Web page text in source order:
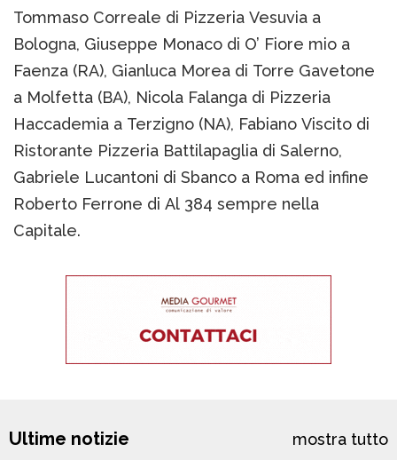
Tommaso Correale di Pizzeria Vesuvia a
Bologna, Giuseppe Monaco di O’ Fiore mio a
Faenza (RA), Gianluca Morea di Torre Gavetone
a Molfetta (BA), Nicola Falanga di Pizzeria
Haccademia a Terzigno (NA), Fabiano Viscito di
Ristorante Pizzeria Battilapaglia di Salerno,
Gabriele Lucantoni di Sbanco a Roma ed infine
Roberto Ferrone di Al 384 sempre nella
Capitale.
Ultime notizie mostra tutto